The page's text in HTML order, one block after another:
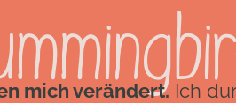
mich verändert. Ich